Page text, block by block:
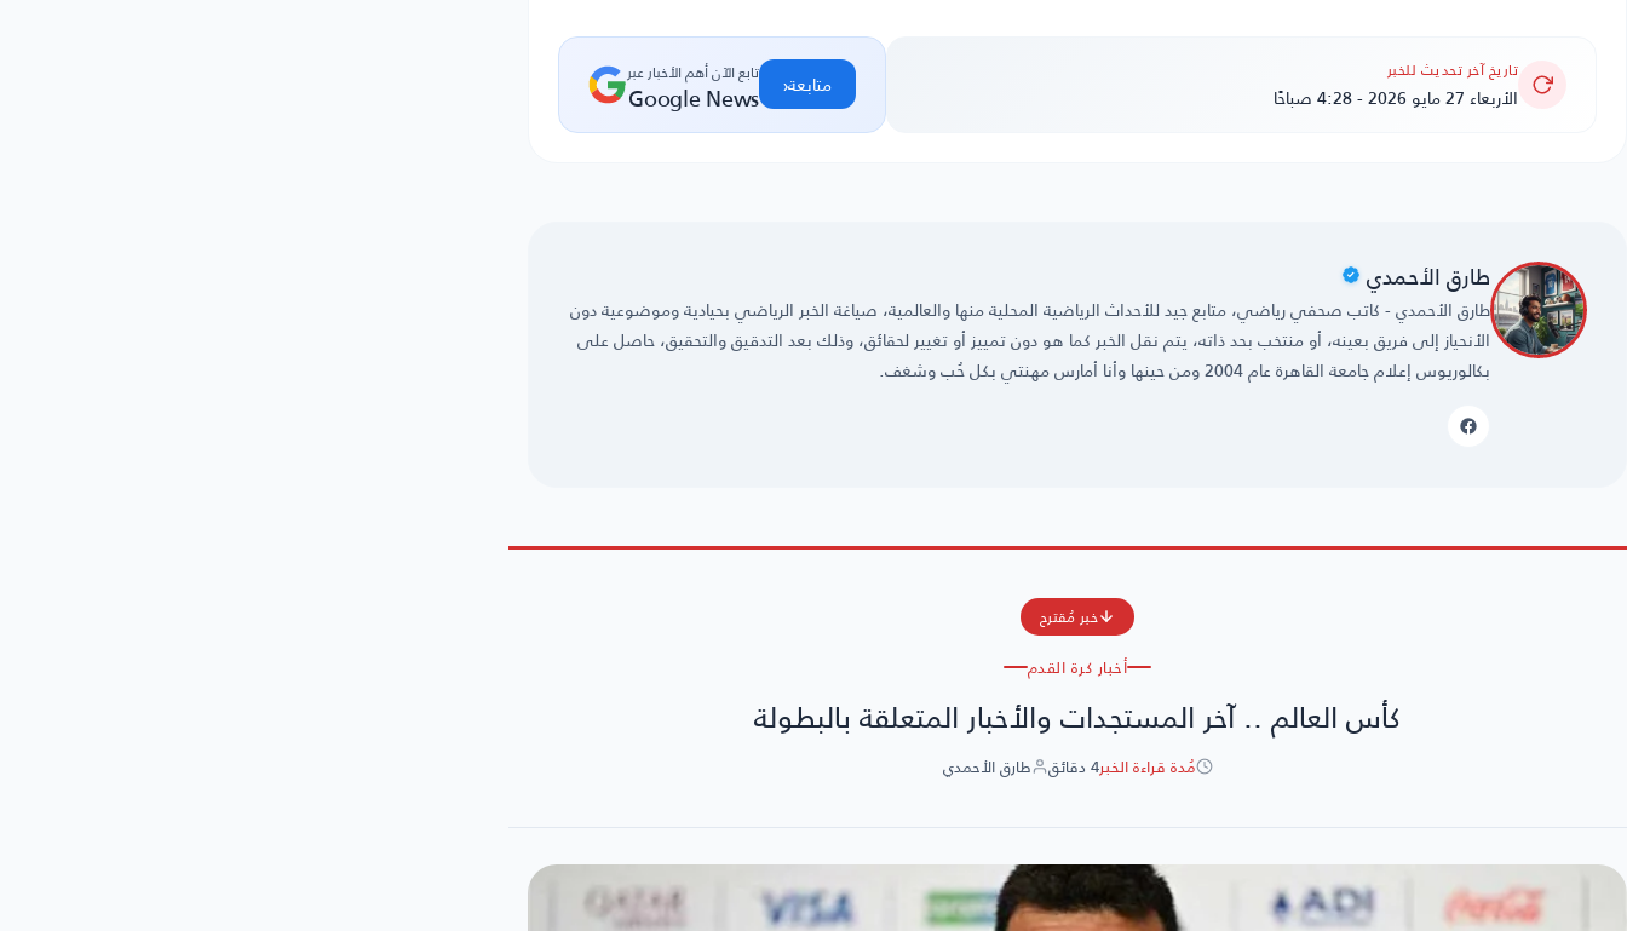
تاريخ آخر تحديث للخبر
الأربعاء 27 مايو 2026 - 4:28 صباحًا
تابع الآن أهم الأخبار عبر
Google News متابعة‹
طارق الأحمدي
طارق الأحمدي - كاتب صحفي رياضي، متابع جيد للأحداث الرياضية المحلية منها والعالمية، صياغة الخبر الرياضي بحيادية وموضوعية دون
الأنحياز إلى فريق بعينه، أو منتخب بحد ذاته، يتم نقل الخبر كما هو دون تمييز أو تغيير لحقائق، وذلك بعد التدقيق والتحقيق، حاصل على
بكالوريوس إعلام جامعة القاهرة عام 2004 ومن حينها وأنا أمارس مهنتي بكل حُب وشغف.
خبر مُقترح
أخبار كرة القدم
كأس العالم .. آخر المستجدات والأخبار المتعلقة بالبطولة
مُدة قراءة الخبر4 دقائق طارق الأحمدي